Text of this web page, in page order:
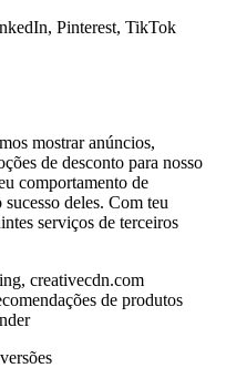
Pinterest, TikTok
mostrar anúncios,
de desconto para nosso
comportamento de
deles. Com teu
serviços de terceiros
creativecdn.com
de produtos